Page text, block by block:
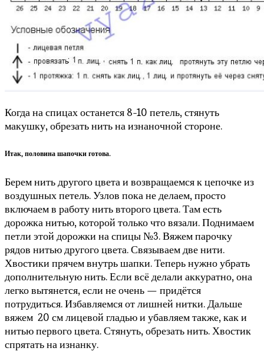
Когда на спицах останется 8-10 петель, стянуть
макушку, обрезать нить на изнаночной стороне.
Итак, половина шапочки готова.
Берем нить другого цвета и возвращаемся к цепочке из
воздушных петель. Узлов пока не делаем, просто
включаем в работу нить второго цвета. Там есть
дорожка нитью, которой только что вязали. Поднимаем
петли этой дорожки на спицы №3. Вяжем парочку
рядов нитью другого цвета. Связываем две нити.
Хвостики прячем внутрь шапки. Теперь нужно убрать
дополнительную нить. Если всё делали аккуратно, она
легко вытянется, если не очень — придётся
потрудиться. Избавляемся от лишней нитки. Дальше
вяжем 20 см лицевой гладью и убавляем также, как и
нитью первого цвета. Стянуть, обрезать нить. Хвостик
спрятать на изнанку.